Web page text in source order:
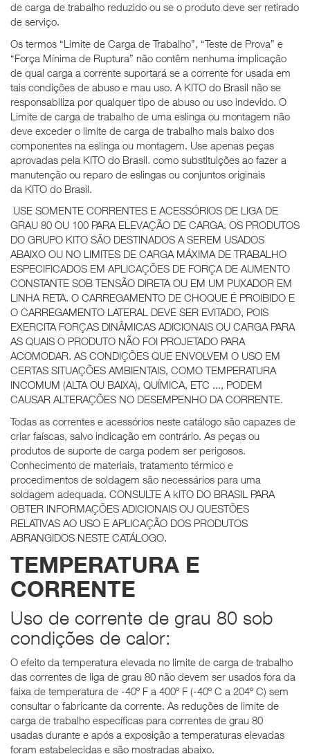
de carga de trabalho reduzido ou se o produto deve ser retirado
de serviço.
Os termos “Limite de Carga de Trabalho”, “Teste de Prova” e
“Força Mínima de Ruptura” não contêm nenhuma implicação
de qual carga a corrente suportará se a corrente for usada em
tais condições de abuso e mau uso. A KITO do Brasil não se
responsabiliza por qualquer tipo de abuso ou uso indevido. O
Limite de carga de trabalho de uma eslinga ou montagem não
deve exceder o limite de carga de trabalho mais baixo dos
componentes na eslinga ou montagem. Use apenas peças
aprovadas pela KITO do Brasil. como substituições ao fazer a
manutenção ou reparo de eslingas ou conjuntos originais
da KITO do Brasil.
USE SOMENTE CORRENTES E ACESSÓRIOS DE LIGA DE
GRAU 80 OU 100 PARA ELEVAÇÃO DE CARGA. OS PRODUTOS
DO GRUPO KITO SÃO DESTINADOS A SEREM USADOS
ABAIXO OU NO LIMITES DE CARGA MÁXIMA DE TRABALHO
ESPECIFICADOS EM APLICAÇÕES DE FORÇA DE AUMENTO
CONSTANTE SOB TENSÃO DIRETA OU EM UM PUXADOR EM
LINHA RETA. O CARREGAMENTO DE CHOQUE É PROIBIDO E
O CARREGAMENTO LATERAL DEVE SER EVITADO, POIS
EXERCITA FORÇAS DINÂMICAS ADICIONAIS OU CARGA PARA
AS QUAIS O PRODUTO NÃO FOI PROJETADO PARA
ACOMODAR. AS CONDIÇÕES QUE ENVOLVEM O USO EM
CERTAS SITUAÇÕES AMBIENTAIS, COMO TEMPERATURA
INCOMUM (ALTA OU BAIXA), QUÍMICA, ETC ..., PODEM
CAUSAR ALTERAÇÕES NO DESEMPENHO DA CORRENTE.
Todas as correntes e acessórios neste catálogo são capazes de
criar faíscas, salvo indicação em contrário. As peças ou
produtos de suporte de carga podem ser perigosos.
Conhecimento de materiais, tratamento térmico e
procedimentos de soldagem são necessários para uma
soldagem adequada. CONSULTE A kITO DO BRASIL PARA
OBTER INFORMAÇÕES ADICIONAIS OU QUESTÕES
RELATIVAS AO USO E APLICAÇÃO DOS PRODUTOS
ABRANGIDOS NESTE CATÁLOGO.
TEMPERATURA E
CORRENTE
Uso de corrente de grau 80 sob
condições de calor:
O efeito da temperatura elevada no limite de carga de trabalho
das correntes de liga de grau 80 não devem ser usados fora da
faixa de temperatura de -40º F a 400º F (-40º C a 204º C) sem
consultar o fabricante da corrente. As reduções de limite de
carga de trabalho específicas para correntes de grau 80
usadas durante e após a exposição a temperaturas elevadas
foram estabelecidas e são mostradas abaixo.